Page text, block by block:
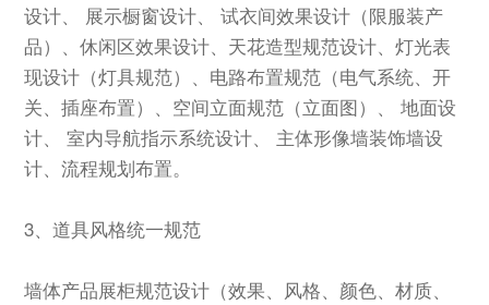
设计、 展示橱窗设计、 试衣间效果设计（限服装产
品）、休闲区效果设计、天花造型规范设计、灯光表
现设计（灯具规范）、电路布置规范（电气系统、开
关、插座布置）、空间立面规范（立面图）、 地面设
计、 室内导航指示系统设计、 主体形像墙装饰墙设
计、流程规划布置。
3、道具风格统一规范
墙体产品展柜规范设计（效果、风格、颜色、材质、